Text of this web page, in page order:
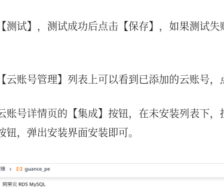
测试】，测试成功后点击【保存】，如果测试
云账号管理】列表上可以看到已添加的云账号
账号详情页的【集成】按钮，在未安装列表下
钮，弹出安装界面安装即可。